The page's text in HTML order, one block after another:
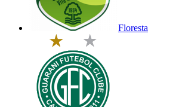
Floresta